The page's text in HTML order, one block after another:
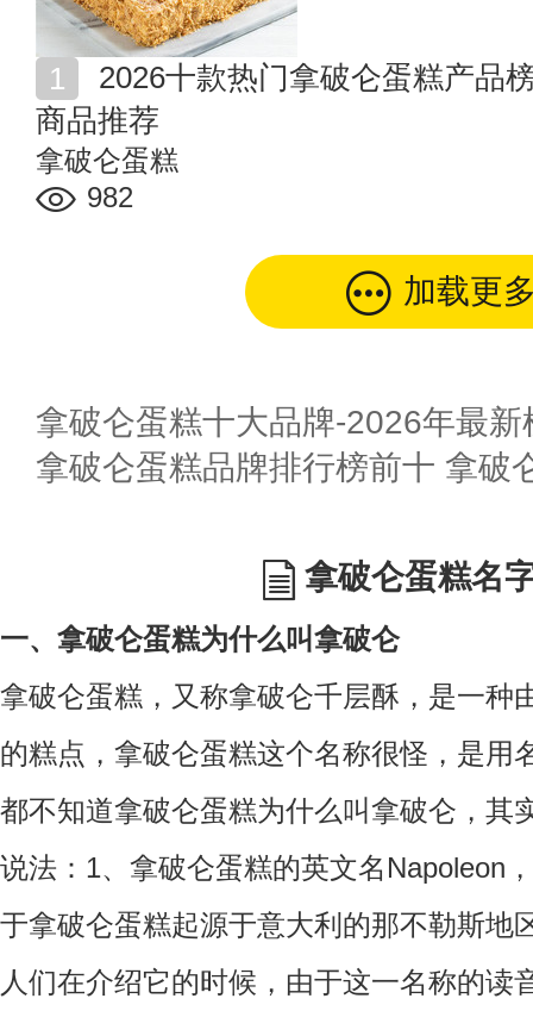
商品推荐
拿破仑蛋糕
982
加载更
拿破仑蛋糕十大品牌-2026年最新
拿破仑蛋糕品牌排行榜前十 拿破
拿破仑蛋糕名
一、拿破仑蛋糕为什么叫拿破仑
拿破仑蛋糕，又称拿破仑千层酥，是一种
的糕点，拿破仑蛋糕这个名称很怪，是用
都不知道拿破仑蛋糕为什么叫拿破仑，其
说法：1、拿破仑蛋糕的英文名Napoleon
于拿破仑蛋糕起源于意大利的那不勒斯地
人们在介绍它的时候，由于这一名称的读